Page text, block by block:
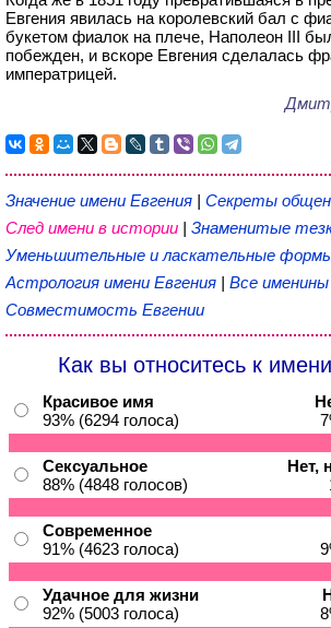
Евгения явилась на королевский бал с
букетом фиалок на плече, Наполеон III
побежден, и вскоре Евгения сделалась
императрицей.
Значение имени Евгения | Секреты
След имени в истории | Знаменитые
Уменьшительные и ласкательные
Астрология имени Евгения | Все именины
Совместимость Евгении
Как вы относитесь к
Красивое имя
93% (6294 голоса)
Сексуальное
88% (4848 голосов)
Нет,
Современное
91% (4623 голоса)
Удачное для жизни
92% (5003 голоса)